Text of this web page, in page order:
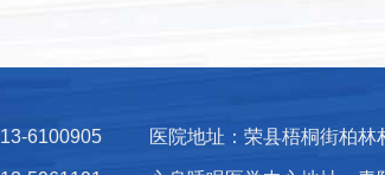
6100905 医院地址：荣县梧桐街柏